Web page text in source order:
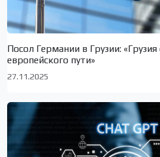
Посол Германии в Грузии:
европейского пути»
27.11.2025